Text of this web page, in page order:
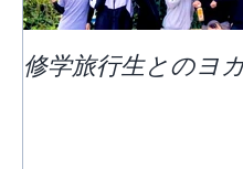
修学旅行生とのヨ